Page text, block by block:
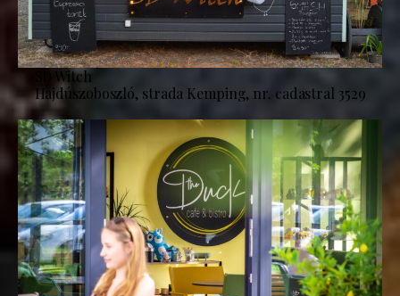
SD Witch
Hajdúszoboszló, strada Kemping, nr. cadastral 3529